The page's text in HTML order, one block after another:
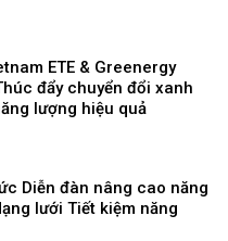
ETE & Greenergy
đẩy chuyển đổi xanh
lượng hiệu quả
Diễn đàn nâng cao năng
lưới Tiết kiệm năng